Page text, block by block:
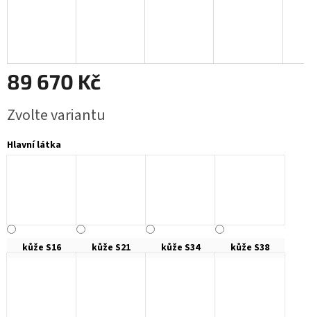
89 670 Kč
cena:
Zvolte variantu
Hlavní látka
kůže S16 kůže S21 kůže S34 kůže S38